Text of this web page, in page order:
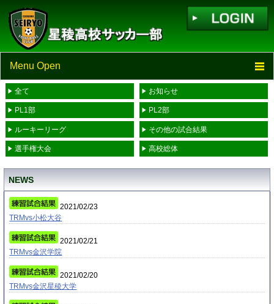
Menu Open
TOP
ニュース
スケジュール
全て お知らせ
PL1部 PL2部
ルーキーリーグ その他の試合結果
選手権大会 高校総体
NEWS
2021/02/23
TRMvs小松大谷
2021/02/21
TRMvs金沢学院
2021/02/20
TRMvs金沢星稜大学